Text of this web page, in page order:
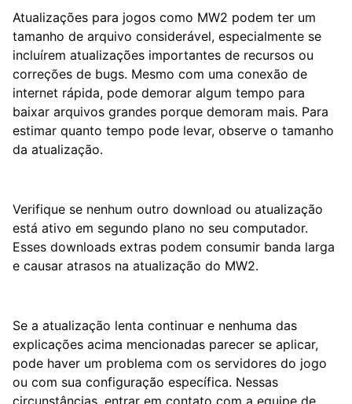
Atualizações para jogos como MW2 podem ter um
tamanho de arquivo considerável, especialmente se
incluírem atualizações importantes de recursos ou
correções de bugs. Mesmo com uma conexão de
internet rápida, pode demorar algum tempo para
baixar arquivos grandes porque demoram mais. Para
estimar quanto tempo pode levar, observe o tamanho
da atualização.
Verifique se nenhum outro download ou atualização
está ativo em segundo plano no seu computador.
Esses downloads extras podem consumir banda larga
e causar atrasos na atualização do MW2.
Se a atualização lenta continuar e nenhuma das
explicações acima mencionadas parecer se aplicar,
pode haver um problema com os servidores do jogo
ou com sua configuração específica. Nessas
circunstâncias, entrar em contato com a equipe de